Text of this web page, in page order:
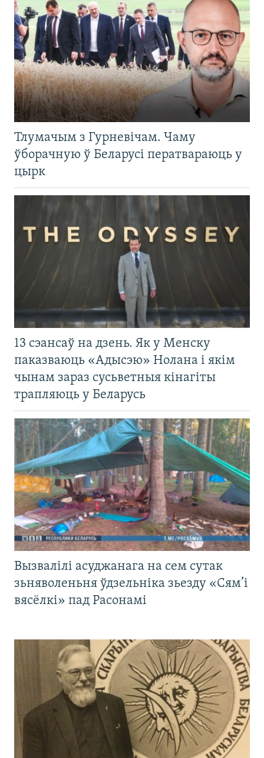
Тлумачым з Гурневічам. Чаму
ўборачную ў Беларусі ператвараюць у
цырк
13 сэансаў на дзень. Як у Менску
паказваюць «Адысэю» Нолана і якім
чынам зараз сусьветныя кінагіты
трапляюць у Беларусь
Вызвалілі асуджанага на сем сутак
зьняволеньня ўдзельніка зьезду «Сям’і
вясёлкі» пад Расонамі